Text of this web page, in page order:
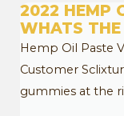
2022 HEMP
WHATS THE
Hemp Oil Paste
Customer
gummies at the